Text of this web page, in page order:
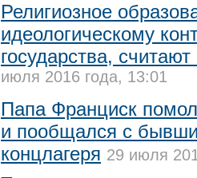
Религиозное
идеологическому
государства,
июля 2016 года, 13:01
Папа Франциск
и пообщался с
концлагеря 29 июля